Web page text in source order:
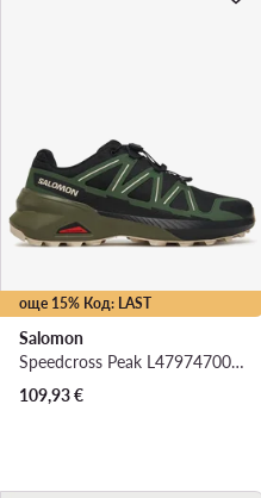
още 15% Код: LAST
Salomon
Speedcross Peak L47974700 · Маратонки за бягане
109,93€